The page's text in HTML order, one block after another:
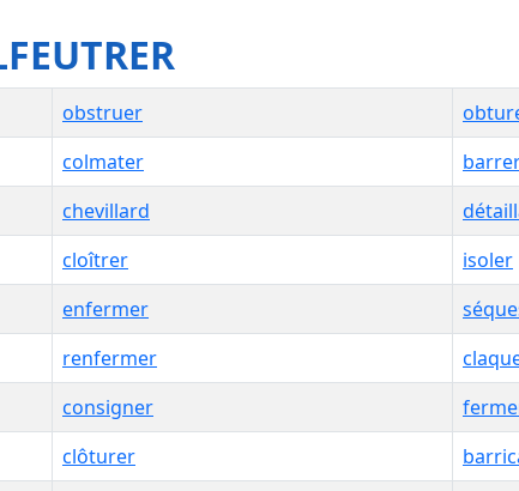
obstruer
colmater
chevillard
cloîtrer
isoler
enfermer
renfermer
consigner
clôturer